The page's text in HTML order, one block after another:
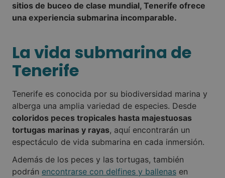
sitios de buceo de clase mundial, Tenerife ofrece
una experiencia submarina incomparable.
La vida submarina de
Tenerife
Tenerife es conocida por su biodiversidad marina y
alberga una amplia variedad de especies. Desde
coloridos peces tropicales hasta majestuosas
tortugas marinas y rayas, aquí encontrarán un
espectáculo de vida submarina en cada inmersión.
Además de los peces y las tortugas, también
podrán encontrarse con delfines y ballenas en